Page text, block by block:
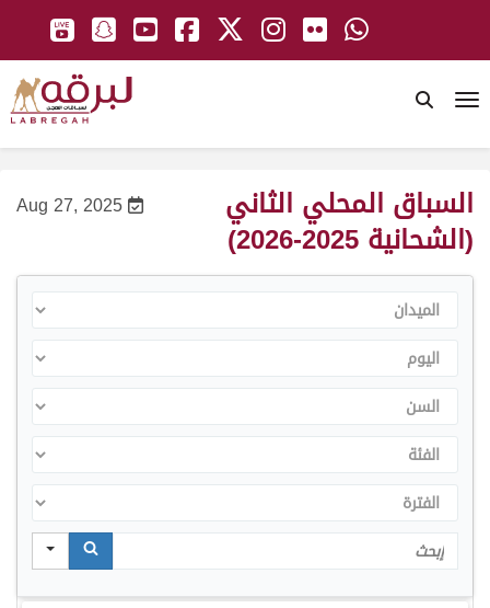
Aug 27, 2025 السباق المحلي الثاني
(الشحانية 2025-2026)
الميدان
اليوم
السن
الفئة
الفترة
Search